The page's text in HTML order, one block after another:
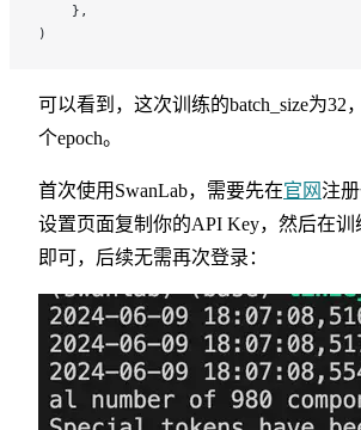
    },
)
可以看到，这次训练的batch_size为32
个epoch。
首次使用SwanLab，需要先在官网注
设置页面复制你的API Key，然后在
即可，后续无需再次登录：